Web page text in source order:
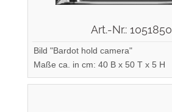
Art.-Nr.: 1051850
Bild "Bardot hold camera"
Maße ca. in cm: 40 B x 50 T x 5 H